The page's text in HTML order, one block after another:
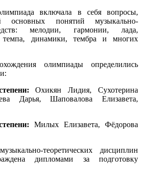
включала в себя вопросы,
основных понятий музыкально-
мелодии, гармонии, лада,
темпа, динамики, тембра и многих
олимпиады определились
Охикян Лидия, Сухотерина
Дарья, Шаповалова Елизавета,
Милых Елизавета, Фёдорова
теоретических дисциплин
дипломами за подготовку